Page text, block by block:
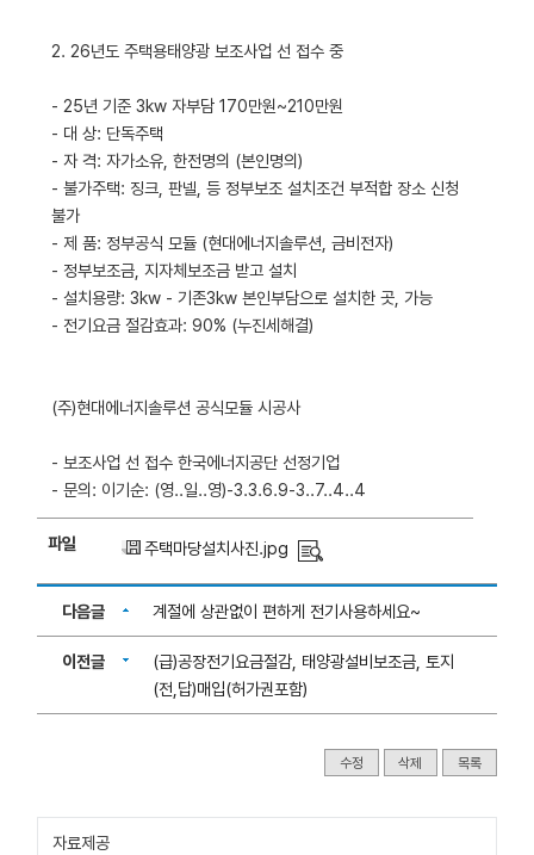
2. 26년도 주택용태양광 보조사업 선 접수 중
- 25년 기준 3kw 자부담 170만원~210만원
- 대 상: 단독주택
- 자 격: 자가소유, 한전명의 (본인명의)
- 불가주택: 징크, 판넬, 등 정부보조 설치조건 부적합 장소 신청
불가
- 제 품: 정부공식 모듈 (현대에너지솔루션, 금비전자)
- 정부보조금, 지자체보조금 받고 설치
- 설치용량: 3kw - 기존3kw 본인부담으로 설치한 곳, 가능
- 전기요금 절감효과: 90% (누진세해결)
(주)현대에너지솔루션 공식모듈 시공사
- 보조사업 선 접수 한국에너지공단 선정기업
- 문의: 이기순: (영..일..영)-3.3.6.9-3..7..4..4
파일 주택마당설치사진.jpg
다음글 계절에 상관없이 편하게 전기사용하세요~
이전글
(급)공장전기요금절감, 태양광설비보조금, 토지
(전,답)매입(허가권포함)
수정 삭제 목록
자료제공